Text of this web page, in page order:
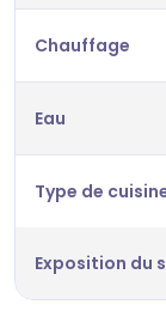
Chauffage
Eau
Type de
Exposition du